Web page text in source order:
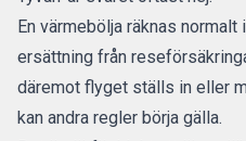
En värmebölja räknas
ersättning från
däremot flyget ställs in eller
kan andra regler börja gälla.